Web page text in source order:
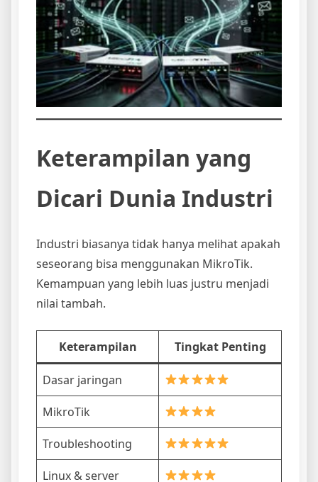
Keterampilan yang
Dicari Dunia Industri
Industri biasanya tidak hanya melihat apakah
seseorang bisa menggunakan MikroTik.
Kemampuan yang lebih luas justru menjadi
nilai tambah.
Keterampilan Tingkat Penting
Dasar jaringan
MikroTik
Troubleshooting
Linux & server